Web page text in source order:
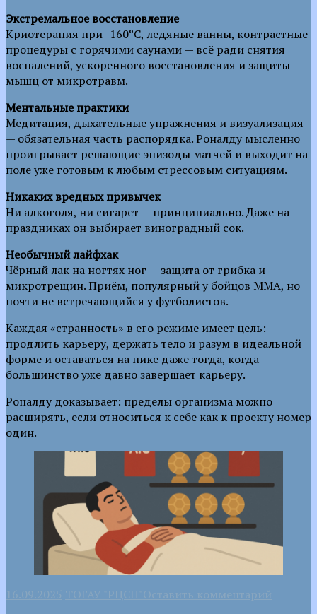
Экстремальное восстановление
Криотерапия при -160°C, ледяные ванны, контрастные
процедуры с горячими саунами — всё ради снятия
воспалений, ускоренного восстановления и защиты
мышц от микротравм.
Ментальные практики
Медитация, дыхательные упражнения и визуализация
— обязательная часть распорядка. Роналду мысленно
проигрывает решающие эпизоды матчей и выходит на
поле уже готовым к любым стрессовым ситуациям.
Никаких вредных привычек
Ни алкоголя, ни сигарет — принципиально. Даже на
праздниках он выбирает виноградный сок.
Необычный лайфхак
Чёрный лак на ногтях ног — защита от грибка и
микротрещин. Приём, популярный у бойцов ММА, но
почти не встречающийся у футболистов.
Каждая «странность» в его режиме имеет цель:
продлить карьеру, держать тело и разум в идеальной
форме и оставаться на пике даже тогда, когда
большинство уже давно завершает карьеру.
Роналду доказывает: пределы организма можно
расширять, если относиться к себе как к проекту номер
один.
16.09.2025 ТОГАУ "РЦСП" Оставить комментарий